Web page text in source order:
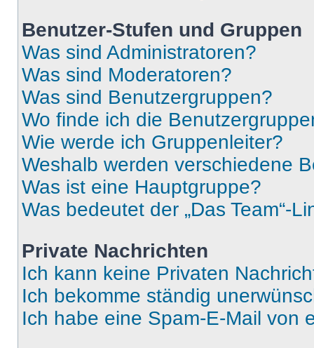
Benutzer-Stufen und Gruppen
Was sind Administratoren?
Was sind Moderatoren?
Was sind Benutzergruppen?
Wo finde ich die
Wie werde ich Gruppenleiter?
Weshalb werden verschiedene
Was ist eine Hauptgruppe?
Was bedeutet der „Das Team“-
Private Nachrichten
Ich kann keine Privaten
Ich bekomme ständig
Ich habe eine Spam-E-Mail von